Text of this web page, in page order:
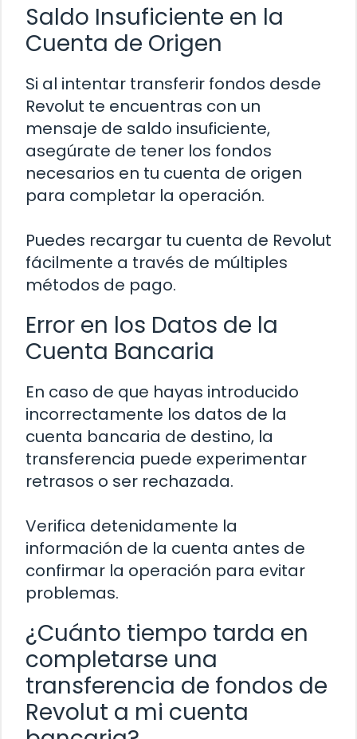
Saldo Insuficiente en la
Cuenta de Origen
Si al intentar transferir fondos desde
Revolut te encuentras con un
mensaje de saldo insuficiente,
asegúrate de tener los fondos
necesarios en tu cuenta de origen
para completar la operación.
Puedes recargar tu cuenta de Revolut
fácilmente a través de múltiples
métodos de pago.
Error en los Datos de la
Cuenta Bancaria
En caso de que hayas introducido
incorrectamente los datos de la
cuenta bancaria de destino, la
transferencia puede experimentar
retrasos o ser rechazada.
Verifica detenidamente la
información de la cuenta antes de
confirmar la operación para evitar
problemas.
¿Cuánto tiempo tarda en
completarse una
transferencia de fondos de
Revolut a mi cuenta